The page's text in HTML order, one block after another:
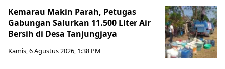
Kemarau Makin Parah, Petugas
Gabungan Salurkan 11.500 Liter Air
Bersih di Desa Tanjungjaya
Kamis, 6 Agustus 2026, 1:38 PM